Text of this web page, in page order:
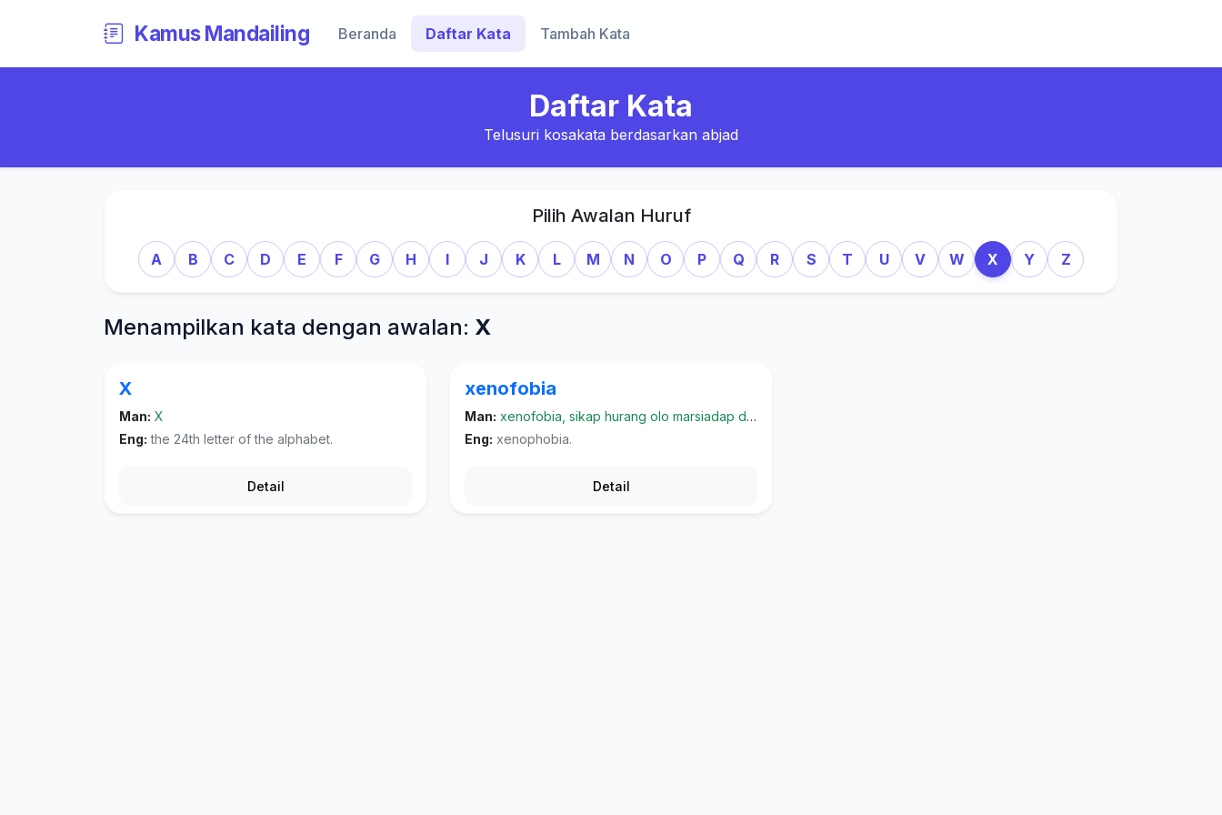
Kamus Mandailing Beranda Daftar Kata Tambah Kata
Daftar Kata
Telusuri kosakata berdasarkan abjad
Pilih Awalan Huruf
A B C D E F G H I J K L M N O P Q R S T U V W X Y Z
Menampilkan kata dengan awalan: X
X
Man: X
Eng: the 24th letter of the alphabet.
Detail
xenofobia
Man: xenofobia, sikap hurang olo marsiadap dohot rasa mabiar tu halak asing
Eng: xenophobia.
Detail